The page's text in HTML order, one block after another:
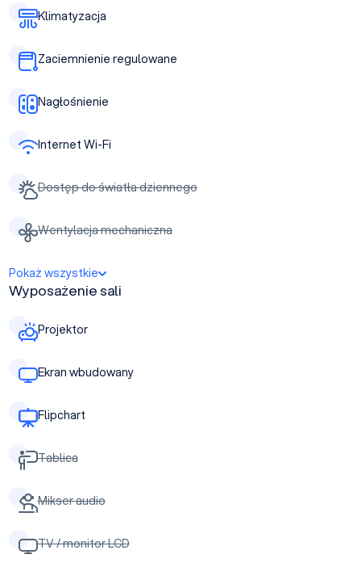
Klimatyzacja
Zaciemnienie regulowane
Nagłośnienie
Internet Wi-Fi
Dostęp do światła dziennego
Wentylacja mechaniczna
Pokaż wszystkie
Wyposażenie sali
Projektor
Ekran wbudowany
Flipchart
Tablica
Mikser audio
TV / monitor LCD